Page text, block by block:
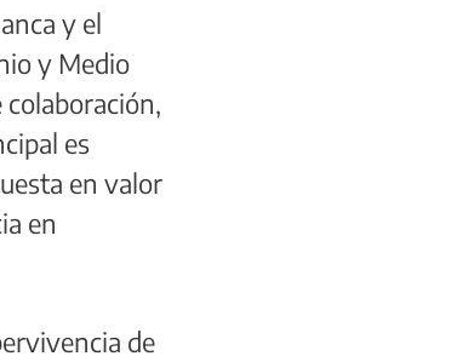
y el
y Medio
es
en valor
en
de